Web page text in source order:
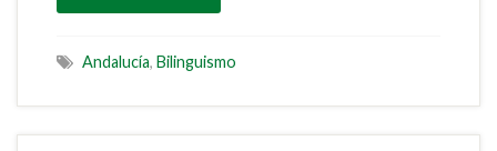
Andalucía, Bilinguismo